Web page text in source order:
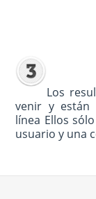
Los
venir y están
línea Ellos
usuario y una